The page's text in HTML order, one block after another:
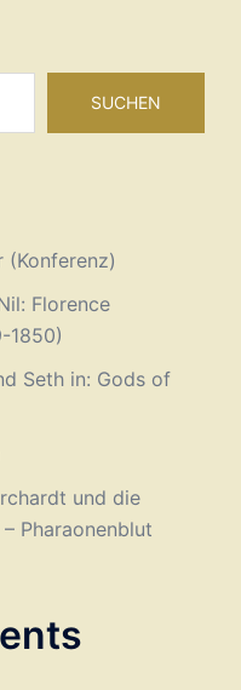
SUCHEN
(Konferenz)
Florence
1850)
Seth in: Gods of
und die
Pharaonenblut